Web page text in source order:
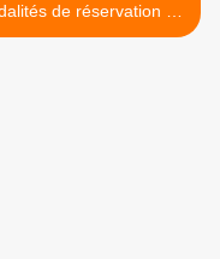
de réservation de
la restauration scolaire >